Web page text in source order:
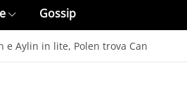
Gossip
e Aylin in lite, Polen trova Can